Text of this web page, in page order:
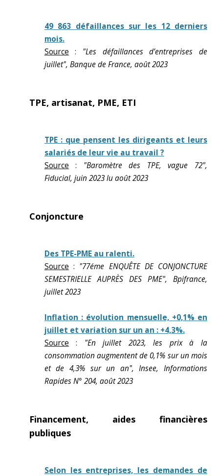
49 863 défaillances sur les 12 derniers
mois.
Source : "Les défaillances d’entreprises de
juillet", Banque de France, août 2023
TPE, artisanat, PME, ETI
TPE : que pensent les dirigeants et leurs
salariés de leur vie au travail ?
Source : "Baromètre des TPE, vague 72",
Fiducial, juin 2023 lu août 2023
Conjoncture
Des TPE-PME au ralenti.
Source : "77éme ENQUÊTE DE CONJONCTURE
SEMESTRIELLE AUPRÈS DES PME", Bpifrance,
juillet 2023
Inflation : évolution mensuelle, +0,1% en
juillet et variation sur un an : +4,3%.
Source : "En juillet 2023, les prix à la
consommation augmentent de 0,1% sur un mois
et de 4,3% sur un an", Insee, Informations
Rapides N° 204, août 2023
Financement, aides financières
publiques
Selon les entreprises, les demandes de